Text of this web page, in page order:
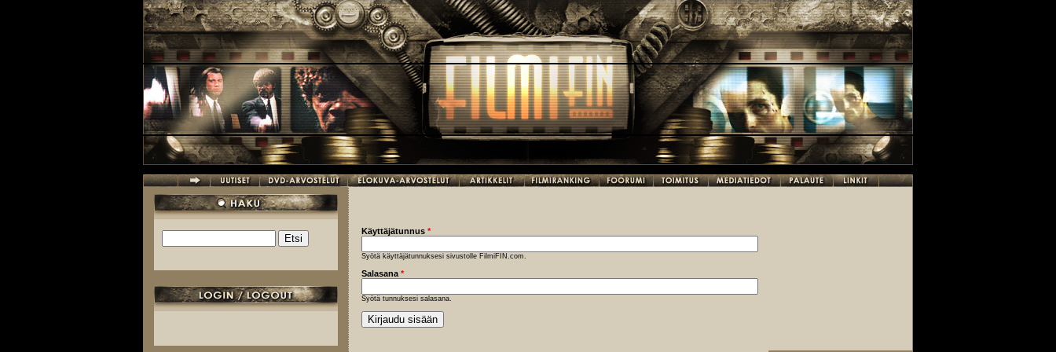
Hakulomake
Käyttäjätunnus *
Syötä käyttäjätunnuksesi sivustolle FilmiFIN.com.
Salasana *
Syötä tunnuksesi salasana.